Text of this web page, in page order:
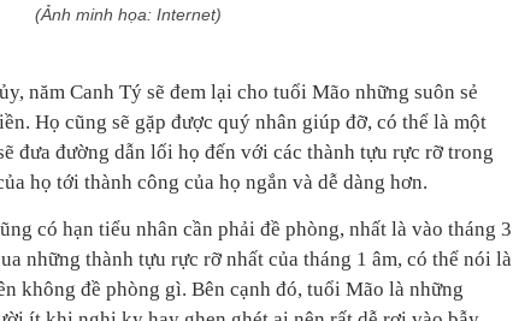
(Ảnh minh họa: Internet)
năm Canh Tý sẽ đem lại cho tuổi Mão những suôn sẻ
Họ cũng sẽ gặp được quý nhân giúp đỡ, có thể là một
đưa đường dẫn lối họ đến với các thành tựu rực rỡ trong
họ tới thành công của họ ngắn và dễ dàng hơn.
có hạn tiểu nhân cần phải đề phòng, nhất là vào tháng 3
những thành tựu rực rỡ nhất của tháng 1 âm, có thể nói là
không đề phòng gì. Bên cạnh đó, tuổi Mão là những